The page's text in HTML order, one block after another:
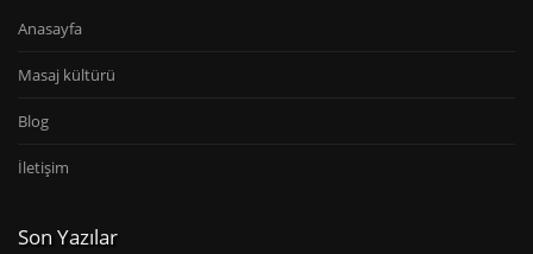
Anasayfa
Masaj kültürü
Blog
İletişim
Son Yazılar